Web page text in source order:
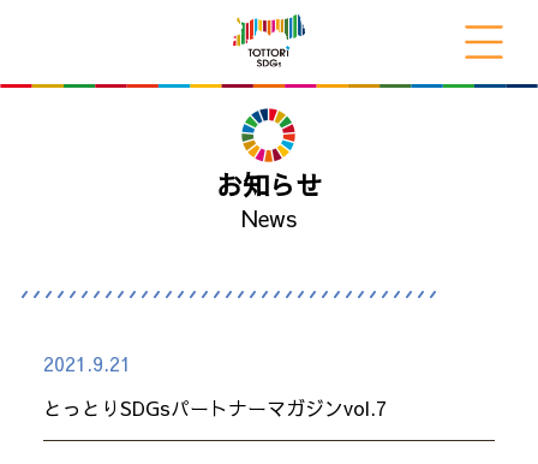
お知らせ
News
2021.9.21
とっとりSDGsパートナーマガジンvol.7